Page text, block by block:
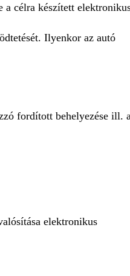
a célra készített
Ilyenkor az autó
fordított behelyezése ill.
elektronikus